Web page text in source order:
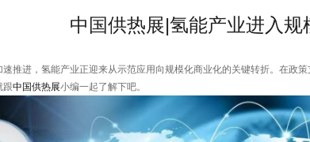
中国供热展|氢能产业进入
速推进，氢能产业正迎来从示范应用向规模化商业化的关键转折。在政
跟中国供热展小编一起了解下吧。